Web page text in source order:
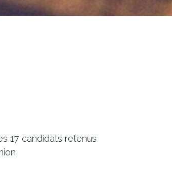
17 candidats retenus